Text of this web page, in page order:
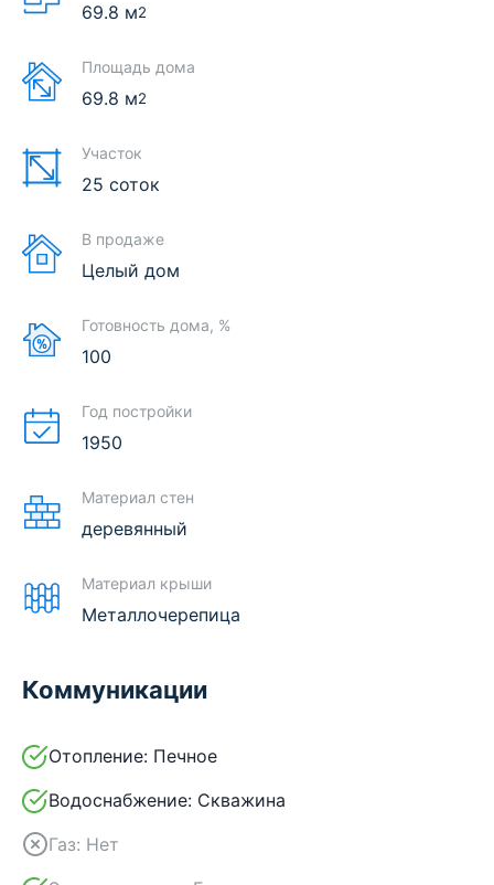
69.8 м2
Площадь дома
69.8 м2
Участок
25 соток
В продаже
Целый дом
Готовность дома, %
100
Год постройки
1950
Материал стен
деревянный
Материал крыши
Металлочерепица
Коммуникации
Отопление: Печное
Водоснабжение: Скважина
Газ: Нет